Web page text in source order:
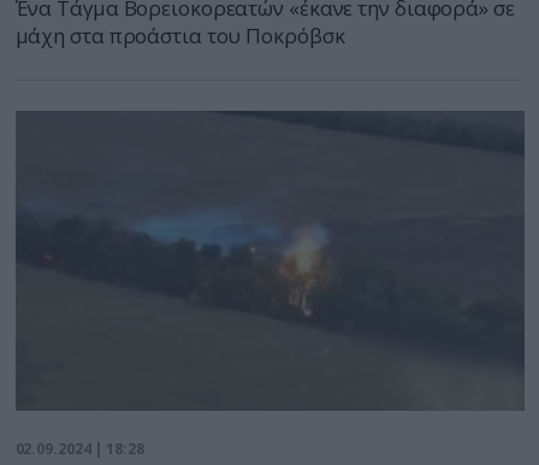
Ένα Τάγμα Βορειοκορεατών «έκανε την διαφορά» σε
μάχη στα προάστια του Ποκρόβσκ
02.09.2024 | 18:28